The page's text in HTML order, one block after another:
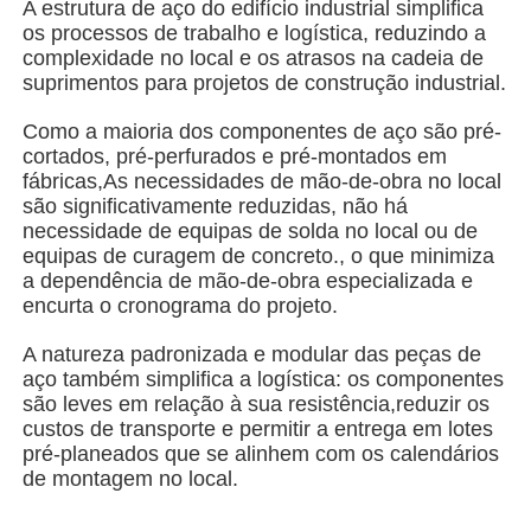
Quem Somos
Fábrica
Controle de Qualidade
Fale Conosco
notícias
Todos os casos
A estrutura de aço do edifício industrial simplifica
os processos de trabalho e logística, reduzindo a
complexidade no local e os atrasos na cadeia de
suprimentos para projetos de construção industrial.
Como a maioria dos componentes de aço são pré-
cortados, pré-perfurados e pré-montados em
fábricas,As necessidades de mão-de-obra no local
são significativamente reduzidas, não há
necessidade de equipas de solda no local ou de
equipas de curagem de concreto., o que minimiza
a dependência de mão-de-obra especializada e
encurta o cronograma do projeto.
A natureza padronizada e modular das peças de
aço também simplifica a logística: os componentes
são leves em relação à sua resistência,reduzir os
custos de transporte e permitir a entrega em lotes
pré-planeados que se alinhem com os calendários
de montagem no local.